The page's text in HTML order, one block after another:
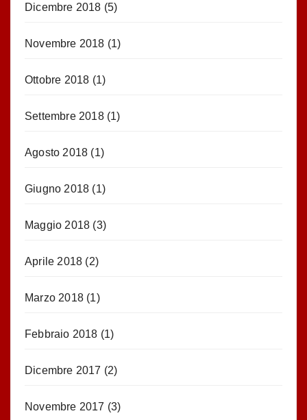
Dicembre 2018 (5)
Novembre 2018 (1)
Ottobre 2018 (1)
Settembre 2018(1)
Agosto 2018 (1)
Giugno 2018 (1)
Maggio 2018 (3)
Aprile 2018 (2)
Marzo 2018 (1)
Febbraio 2018 (1)
Dicembre 2017 (2)
Novembre 2017 (3)